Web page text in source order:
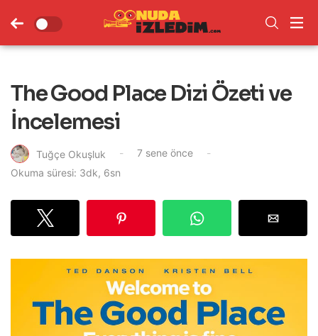
The Good Place Dizi Özeti ve
İncelemesi
Tuğçe Okuşluk
7 sene önce
Okuma süresi: 3dk, 6sn